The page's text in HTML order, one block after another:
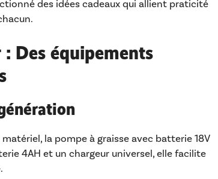
des idées cadeaux qui allient praticité
: Des équipements
la pompe à graisse avec batterie 18V
4AH et un chargeur universel, elle facilite